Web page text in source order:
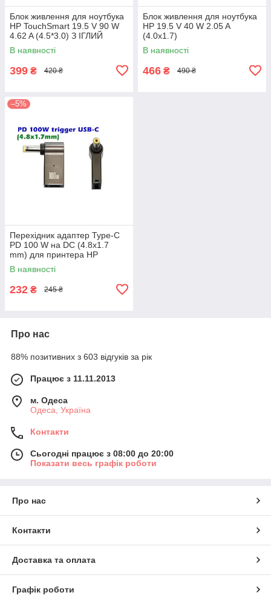
Блок живлення для ноутбука
HP TouchSmart 19.5 V 90 W
4.62 A (4.5*3.0) З ІГЛИЙ
В наявності
399 ₴ 420 ₴
Блок живлення для ноутбука
HP 19.5 V 40 W 2.05 A
(4.0x1.7)
В наявності
466 ₴ 490 ₴
–5%
Перехідник адаптер Type-C
PD 100 W на DC (4.8x1.7
mm) для принтера HP
DeskJet
В наявності
232 ₴ 245 ₴
Про нас
88% позитивних з 603 відгуків за рік
Працює з 11.11.2013
м. Одеса
Одеса, Україна
Контакти
Сьогодні працює з 08:00 до 20:00
Показати весь графік роботи
Про нас
Контакти
Доставка та оплата
Графік роботи